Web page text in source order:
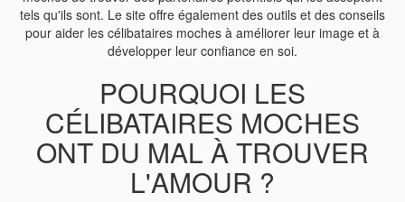
tels qu'ils sont. Le site offre également des outils et des conseils
pour aider les célibataires moches à améliorer leur image et à
développer leur confiance en soi.
POURQUOI LES
CÉLIBATAIRES MOCHES
ONT DU MAL À TROUVER
L'AMOUR ?